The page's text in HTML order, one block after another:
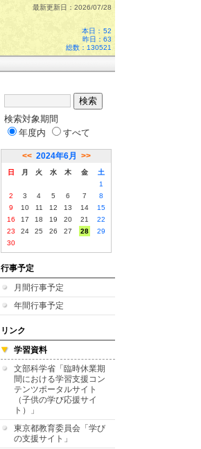
最新更新日：2026/07/28
本日： 52
昨日：63
総数：130521
検索対象期間
年度内
すべて
<< 2024年6月 >>
日 月 火 水 木 金
土
1
2
3 4 5 6 7
8
9
10 11 12 13 14
15
16
17 18 19 20 21
22
23
24 25 26 27 28
29
30
行事予定
月間行事予定
年間行事予定
リンク
学習資料
文部科学省「臨時休業期
間における学習支援コン
テンツポータルサイト
（子供の学び応援サイ
ト）」
東京都教育委員会「学び
の支援サイト」